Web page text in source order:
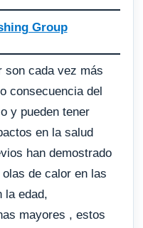
Group
son cada vez más
consecuencia del
y pueden tener
en la salud
han demostrado
de calor en las
la edad,
mayores , estos